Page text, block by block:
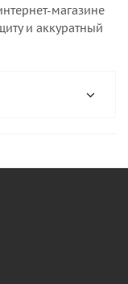
магазине
и аккуратный